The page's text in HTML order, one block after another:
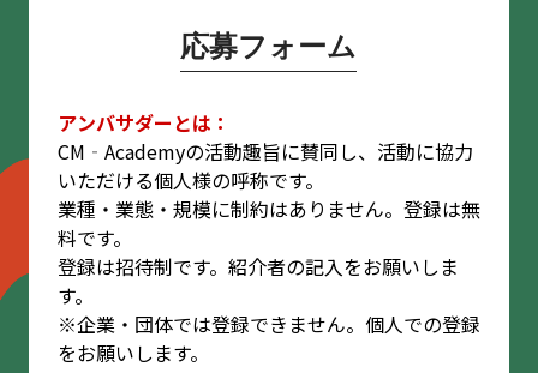
応募フォーム
アンバサダーとは：
CM‐Academyの活動趣旨に賛同し、活動に協力
いただける個人様の呼称です。
業種・業態・規模に制約はありません。登録は無
料です。
登録は招待制です。紹介者の記入をお願いしま
す。
※企業・団体では登録できません。個人での登録
をお願いします。